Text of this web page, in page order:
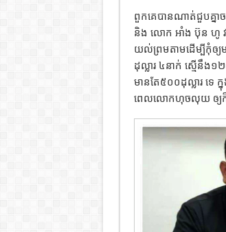
ពួកគេបានណាត់ជួបគ្នា
និង លោក អាំង ប៊ុន ហូ
យល់ព្រមតាមដើម្បីកុំឲ្យ
ដុល្លារ ៤នាក់ ស្មើនឹ
មានតែ៥០០ដុល្លារ ទ
ពេលលោកហុចលុយ ឲ្យក៏ត្រូ